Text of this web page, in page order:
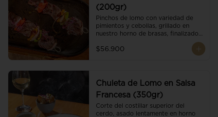
(200gr)
Pinchos de lomo con variedad de
pimientos y cebollas, grillado en
nuestro horno de brasas, finalizado
con cristales de sal. Acompañado de
salsa criolla.
$56.900
Chuleta de Lomo en Salsa
Francesa (350gr)
Corte del costillar superior del
cerdo, asado lentamente en horno